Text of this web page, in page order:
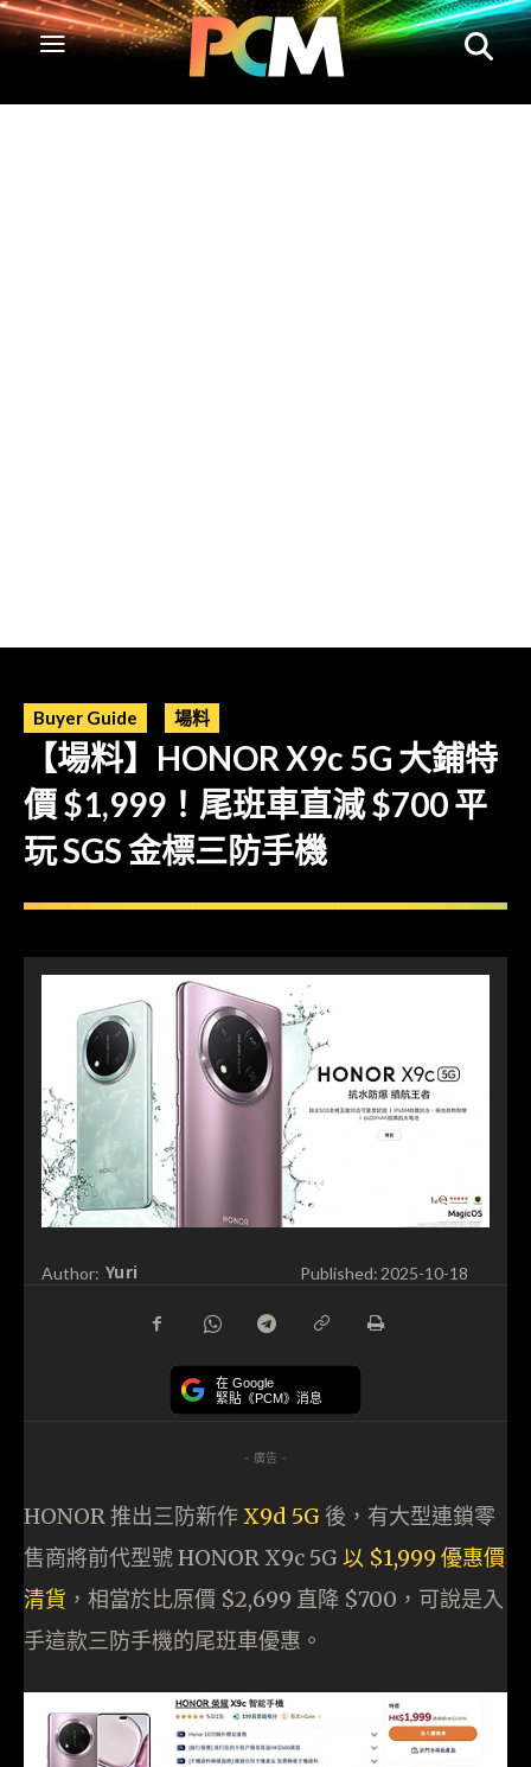
Buyer Guide 場料
【場料】HONOR X9c 5G 大鋪特
價 $1,999！尾班車直減 $700 平
玩 SGS 金標三防手機
Author: Yuri Published: 2025-10-18
在 Google
緊貼《PCM》消息
- 廣告 -
HONOR 推出三防新作X9d 5G 後，有大型連鎖零
售商將前代型號 HONOR X9c 5G 以 $1,999 優惠價
清貨 ，相當於比原價 $2,699 直降 $700，可說是入
手這款三防手機的尾班車優惠。